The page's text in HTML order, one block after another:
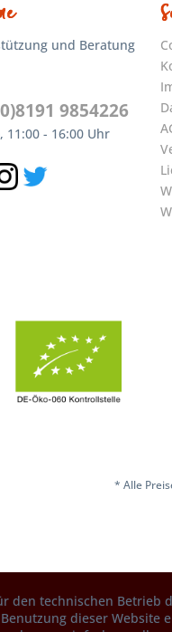
und Beratung
9854226
11:00 - 16:00 Uhr
* Alle
den technischen
dieser